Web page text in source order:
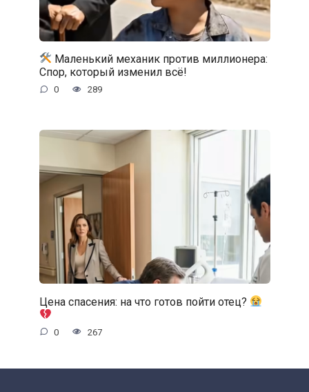
Маленький механик против миллионера:
Спор, который изменил всё!
0 289
Цена спасения: на что готов пойти отец?
0 267